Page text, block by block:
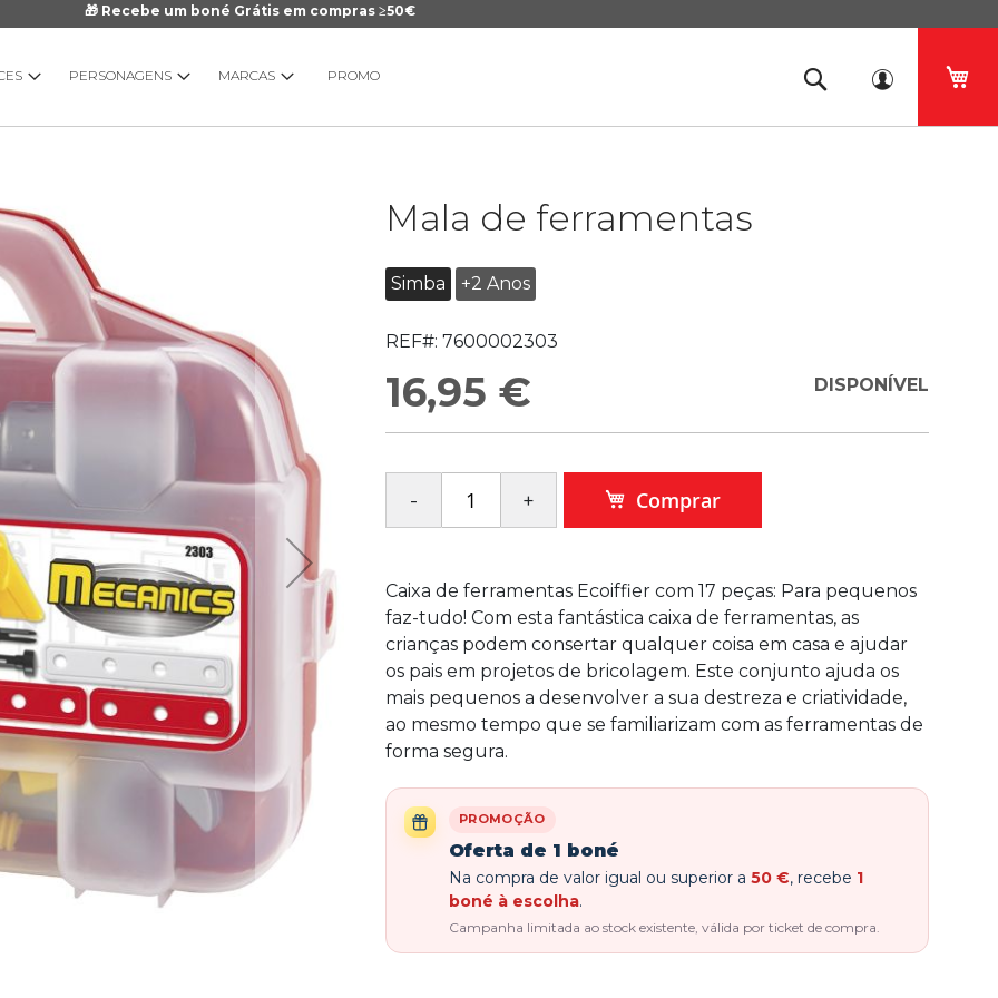
🎁 Recebe um boné Grátis em compras ≥50€
PERSONAGENS MARCAS PROMO
Mala de ferramentas
Simba +2 Anos
REF#: 7600002303
16,95 € DISPONÍVEL
Comprar
Caixa de ferramentas Ecoiffier com 17 peças: Para pequenos
faz-tudo! Com esta fantástica caixa de ferramentas, as
crianças podem consertar qualquer coisa em casa e ajudar
os pais em projetos de bricolagem. Este conjunto ajuda os
mais pequenos a desenvolver a sua destreza e criatividade,
ao mesmo tempo que se familiarizam com as ferramentas de
forma segura.
PROMOÇÃO
Oferta de 1 boné
Na compra de valor igual ou superior a 50 €, recebe 1
boné à escolha.
Campanha limitada ao stock existente, válida por ticket de compra.
início
imagens